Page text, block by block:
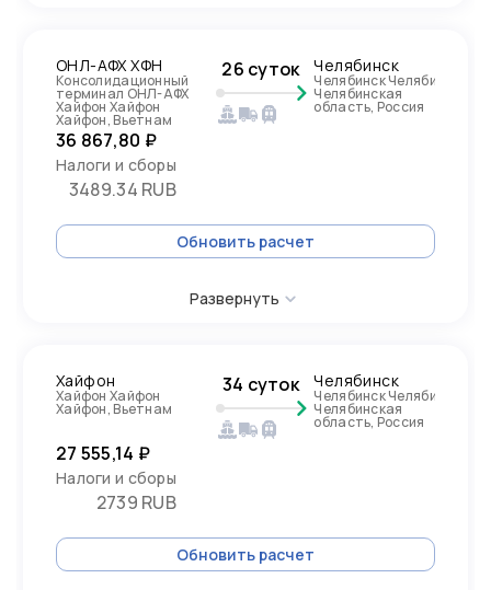
ОНЛ-АФХ ХФН
Консолидационный
терминал ОНЛ-АФХ
Хайфон Хайфон
Хайфон, Вьетнам
26 суток Челябинск
Челябинск Челябинск
Челябинская
область, Россия
36 867,80 ₽
Налоги и сборы
3489.34 RUB
Обновить расчет
Развернуть
Хайфон
Хайфон Хайфон
Хайфон, Вьетнам
34 суток Челябинск
Челябинск Челябинск
Челябинская
область, Россия
27 555,14 ₽
Налоги и сборы
2739 RUB
Обновить расчет